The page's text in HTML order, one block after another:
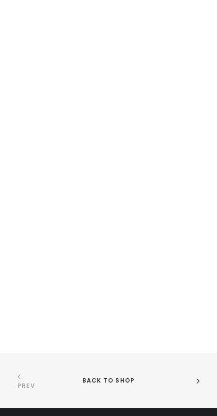
PREV
BACK TO SHOP